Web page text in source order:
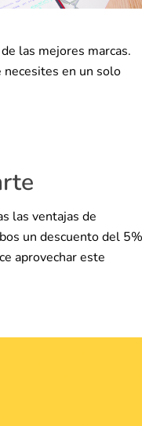
las mejores marcas.
en un solo
las ventajas de
un descuento del 5%
aprovechar este